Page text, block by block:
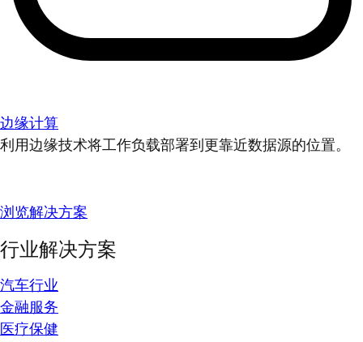
边缘计算
利用边缘技术将工作负载部署到更靠近数据源的位置。
浏览解决方案
行业解决方案
汽车行业
金融服务
医疗保健